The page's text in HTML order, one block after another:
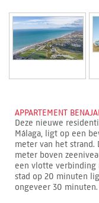
APPARTEMENT
Deze nieuwe
Málaga, ligt op een
meter van het strand.
meter boven
een vlotte verbinding
stad op 20 minuten
ongeveer 30 minuten.